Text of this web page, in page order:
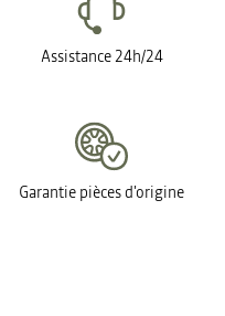
Assistance 24h/24
Garantie pièces d'origine